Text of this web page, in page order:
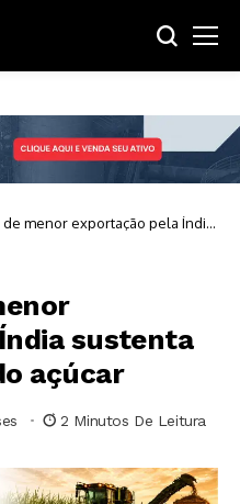
menor exportação pela Índia
nos preços do açúcar
sustenta
açúcar
2 Minutos De Leitura